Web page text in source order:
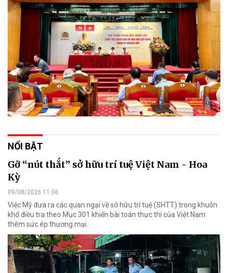
NỔI BẬT
Gỡ “nút thắt” sở hữu trí tuệ Việt Nam - Hoa
Kỳ
09/08/2026 11:06
Việc Mỹ đưa ra các quan ngại về sở hữu trí tuệ (SHTT) trong khuôn
khổ điều tra theo Mục 301 khiến bài toán thực thi của Việt Nam
thêm sức ép thương mại.